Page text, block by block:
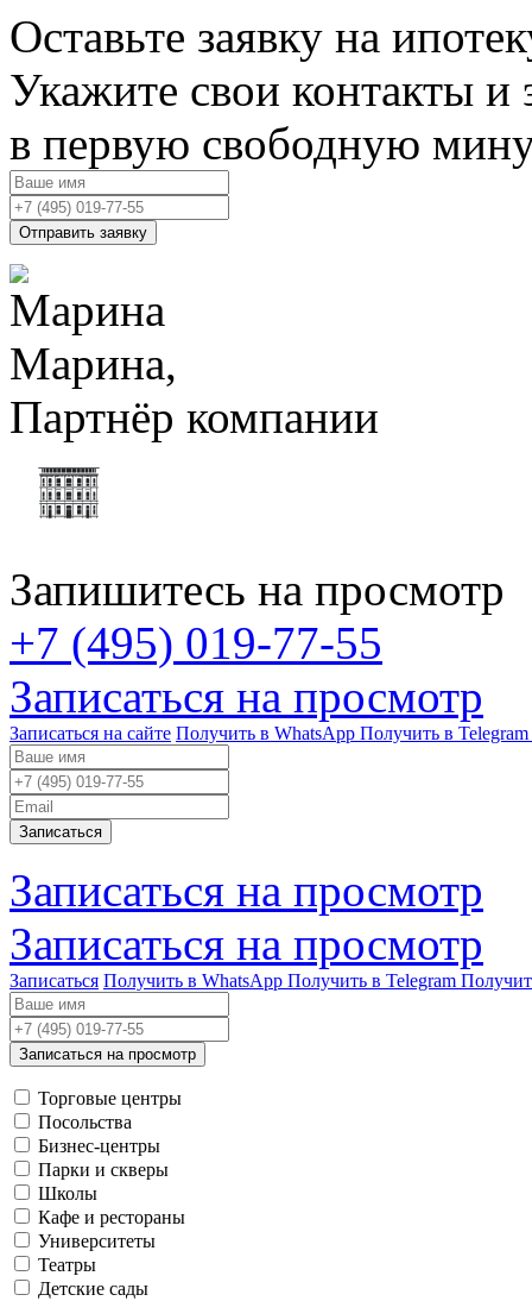
Оставьте заявку на
Укажите свои контакты и
в первую свободную
Отправить заявку
Марина,
Партнёр компании
Запишитесь на просмотр
+7 (495) 019-77-55
Записаться на просмотр
Записаться на сайте Получить в WhatsApp Получить в Telegram
Записаться
Записаться на просмотр
Записаться на просмотр
Записаться Получить в WhatsApp Получить в Telegram
Записаться на просмотр
Торговые центры
Посольства
Бизнес-центры
Парки и скверы
Школы
Кафе и рестораны
Университеты
Театры
Детские сады